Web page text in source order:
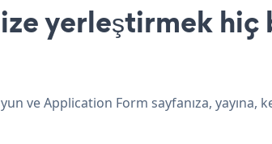
yerleştirmek hiç
ve Application Form sayfanıza, yayına,